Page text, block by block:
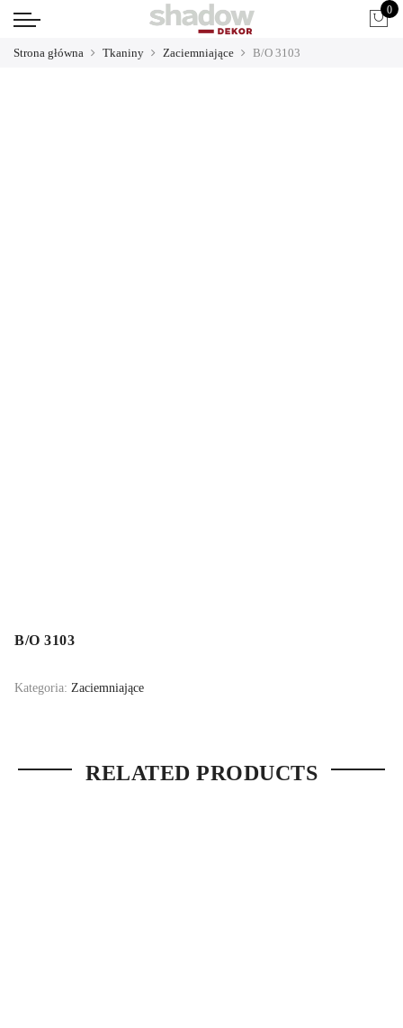
0
Strona główna Tkaniny Zaciemniające B/O 3103
B/O 3103
Kategoria: Zaciemniające
RELATED PRODUCTS